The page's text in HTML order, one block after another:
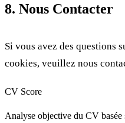
8. Nous Contacter
Si vous avez des questions
cookies, veuillez nous
CV Score
Analyse objective du CV basée